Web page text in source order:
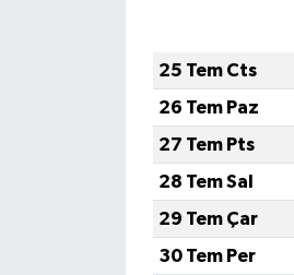
25 Tem Cts
26 Tem Paz
27 Tem Pts
28 Tem Sal
29 Tem Çar
30 Tem Per